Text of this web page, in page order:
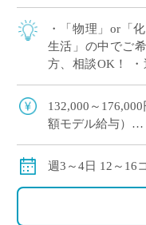
・「物理」or「
生活」の中でご
方、相談OK！
学校にて、理科
132,000～
額モデル給与）
算になります。
週3～4日 12～16